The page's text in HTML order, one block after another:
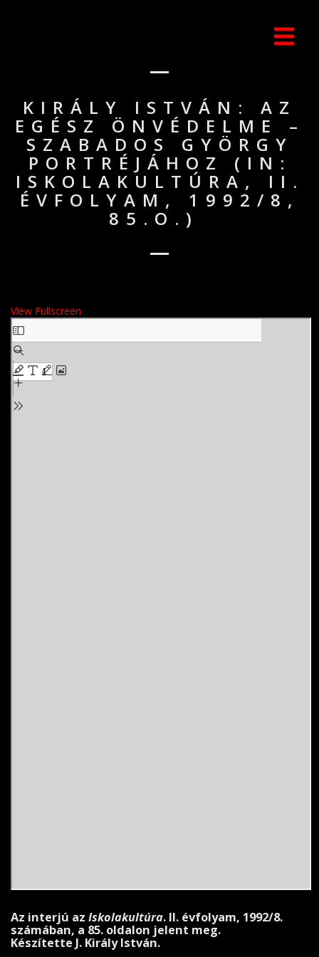
KIRÁLY ISTVÁN: AZ
EGÉSZ ÖNVÉDELME –
SZABADOS GYÖRGY
PORTRÉJÁHOZ (IN:
ISKOLAKULTÚRA, II.
ÉVFOLYAM, 1992/8,
85.O.)
View Fullscreen
Az interjú az Iskolakultúra. II. évfolyam, 1992/8.
számában, a 85. oldalon jelent meg.
Készítette J. Király István.